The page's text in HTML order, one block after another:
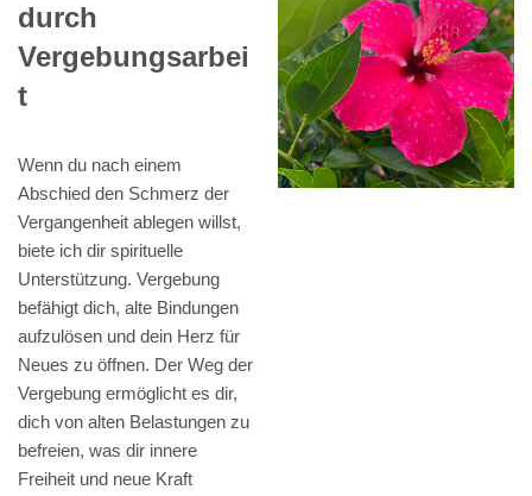
durch
Vergebungsarbei
t
Wenn du nach einem
Abschied den Schmerz der
Vergangenheit ablegen willst,
biete ich dir spirituelle
Unterstützung. Vergebung
befähigt dich, alte Bindungen
aufzulösen und dein Herz für
Neues zu öffnen. Der Weg der
Vergebung ermöglicht es dir,
dich von alten Belastungen zu
befreien, was dir innere
Freiheit und neue Kraft